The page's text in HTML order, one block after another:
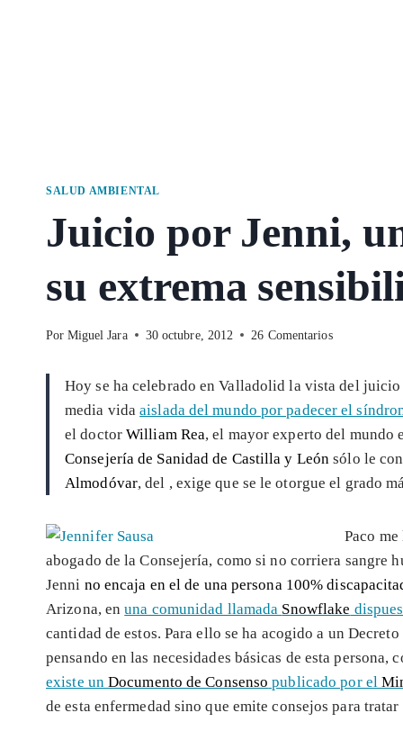
SALUD AMBIENTAL
Juicio por Jenni,
su extrema
Por Miguel Jara 30 octubre, 2012 26 Comentarios
Hoy se ha celebrado en Valladolid la vista del juicio
media vidaaislada del mundo por padecer el
el doctorWilliam Rea, el mayor experto del mundo
Consejería de Sanidad de Castilla y León sólo le
Almodóvar, del , exige que se le otorgue el grado
Paco
abogado de la Consejería, como si no corriera sangre
Jenni no encaja en el de una persona 100%
Arizona, enuna comunidad llamada Snowflake
cantidad de estos. Para ello se ha acogido a un
pensando en las necesidades básicas de esta
existe unDocumento de Consenso publicado por el
de esta enfermedad sino que emite consejos para tratar